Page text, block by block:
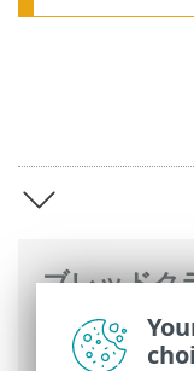
ブレッドク
ESETオンラ
On-Prem
>